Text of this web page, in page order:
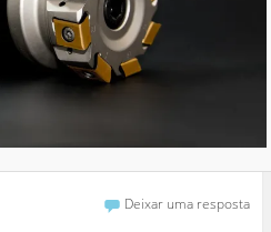
Deixar uma resposta